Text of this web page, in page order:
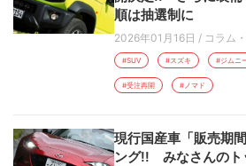
順は抽選制に
2026年01月16日 / コラム
#SUV #スズキ #ジムニ
#受注再開 #ノマド
現行国産車「販売期
ング!! みなさんのト